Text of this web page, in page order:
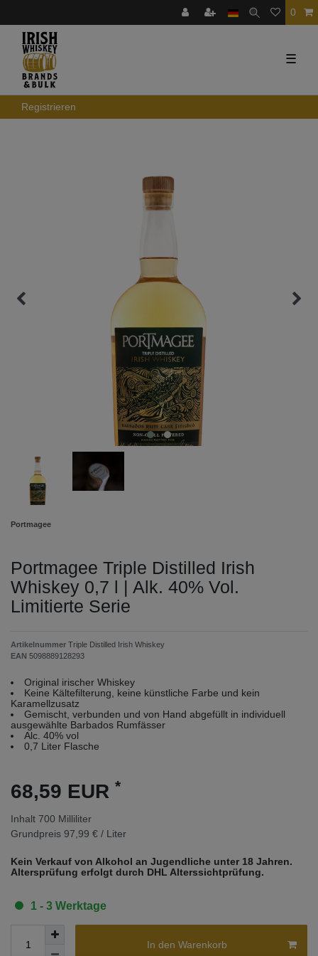
0
☰
Registrieren
Portmagee
Portmagee Triple Distilled Irish
Whiskey 0,7 l | Alk. 40% Vol.
Limitierte Serie
Artikelnummer Triple Distilled Irish Whiskey
EAN 5098889128293
Original irischer Whiskey
Keine Kältefilterung, keine künstliche Farbe und kein
Karamellzusatz
Gemischt, verbunden und von Hand abgefüllt in individuell
ausgewählte Barbados Rumfässer
Alc. 40% vol
0,7 Liter Flasche
68,59 EUR *
Inhalt 700 Milliliter
Grundpreis 97,99 € / Liter
Kein Verkauf von Alkohol an Jugendliche unter 18 Jahren.
Altersprüfung erfolgt durch DHL Alterssichtprüfung.
1 - 3 Werktage
In den Warenkorb